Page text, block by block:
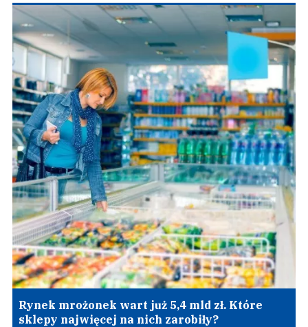
Rynek mrożonek wart już 5,4 mld zł. Które
sklepy najwięcej na nich zarobiły?